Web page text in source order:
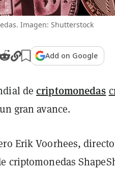
Imagen: Shutterstock
Add on Google
decriptomonedas
gran avance.
Erik Voorhees,
criptomonedas